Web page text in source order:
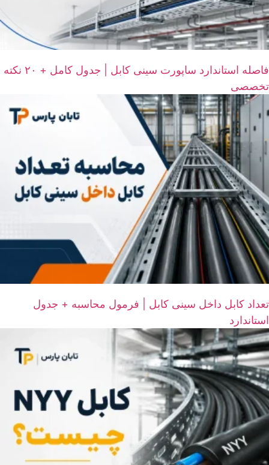
فاصله استاندارد ساپورت سینی کابل | جدول کامل + ۲۰ نکته
تخصصی
تعداد کابل داخل سینی کابل | فرمول محاسبه + جدول
استاندارد